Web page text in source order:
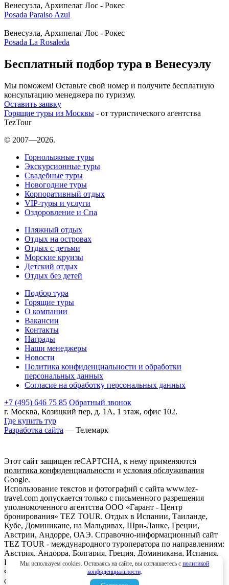
Венесуэла, Архипелаг Лос - Рокес
Posada Paraiso Azul
Венесуэла, Архипелаг Лос - Рокес
Posada La Rosaleda
Бесплатный подбор тура в Венесуэлу
Мы поможем! Оставьте свой номер и получите бесплатную
консультацию менеджера по туризму.
Оставить заявку
Горящие туры из Москвы - от туристического агентства
TezTour
© 2007—2026.
Горнолыжные туры
Экскурсионные туры
Свадебные туры
Новогодние туры
Корпоративный отдых
VIP-туры и услуги
Оздоровление и Спа
Пляжный отдых
Отдых на островах
Отдых с детьми
Морские круизы
Детский отдых
Отдых без детей
Подбор тура
Горящие туры
О компании
Вакансии
Контакты
Награды
Наши менеджеры
Новости
Политика конфиденциальности и обработки
персональных данных
Согласие на обработку персональных данных
+7 (495) 646 75 85 Обратный звонок
г. Москва, Козицкий пер, д. 1А, 1 этаж, офис 102.
Где купить тур
Разработка сайта — Телемарк
Этот сайт защищен reCAPTCHA, к нему применяются
политика конфиденциальности и условия обслуживания
Google.
Использование текстов и фотографий с сайта www.tez-
travel.com допускается только с письменного разрешения
уполномоченного агентства ООО «Гарант - Центр
бронирования» TEZ TOUR. Отдых в Испании, Таиланде,
Кубе, Доминикане, на Мальдивах, Шри-Ланке, Греции,
Австрии, Андорре, ОАЭ. Справочно-информационный сайт
TEZ TOUR - международного туроператора по направлениям:
Австрия, Андорра, Болгария, Греция, Доминикана, Испания,
Италия, Кипр, Куба, Мальдивы, Мексика, ОАЭ, Таиланд,
Франция, Шри-Ланка. Информация о ценах, указанная на
сайте, не является ни рекламой, ни офертой. определяемой
Мы используем cookies. Оставаясь на сайте, вы соглашаетесь с политикой
конфиденциальности.